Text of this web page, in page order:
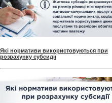
Які нормативи використовуються при
розрахунку субсидії